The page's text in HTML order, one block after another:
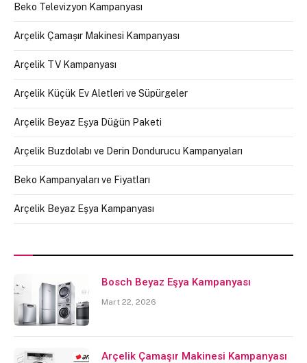
Beko Televizyon Kampanyası
Arçelik Çamaşır Makinesi Kampanyası
Arçelik TV Kampanyası
Arçelik Küçük Ev Aletleri ve Süpürgeler
Arçelik Beyaz Eşya Düğün Paketi
Arçelik Buzdolabı ve Derin Dondurucu Kampanyaları
Beko Kampanyaları ve Fiyatları
Arçelik Beyaz Eşya Kampanyası
Bosch Beyaz Eşya Kampanyası
Mart 22, 2026
Arçelik Çamaşır Makinesi Kampanyası